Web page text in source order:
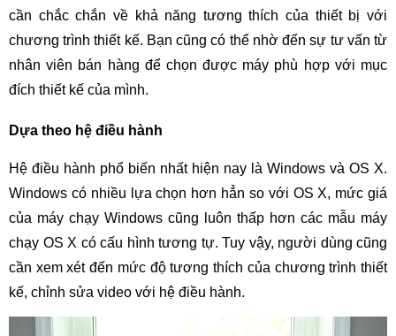
cần chắc chắn về khả năng tương thích của thiết bị với
chương trình thiết kế. Bạn cũng có thể nhờ đến sự tư vấn từ
nhân viên bán hàng để chọn được máy phù hợp với mục
đích thiết kế của mình.
Dựa theo hệ điều hành
Hệ điều hành phổ biến nhất hiện nay là Windows và OS X.
Windows có nhiều lựa chọn hơn hẳn so với OS X, mức giá
của máy chạy Windows cũng luôn thấp hơn các mẫu máy
chạy OS X có cấu hình tương tự. Tuy vậy, người dùng cũng
cần xem xét đến mức độ tương thích của chương trình thiết
kế, chỉnh sửa video với hệ điều hành.